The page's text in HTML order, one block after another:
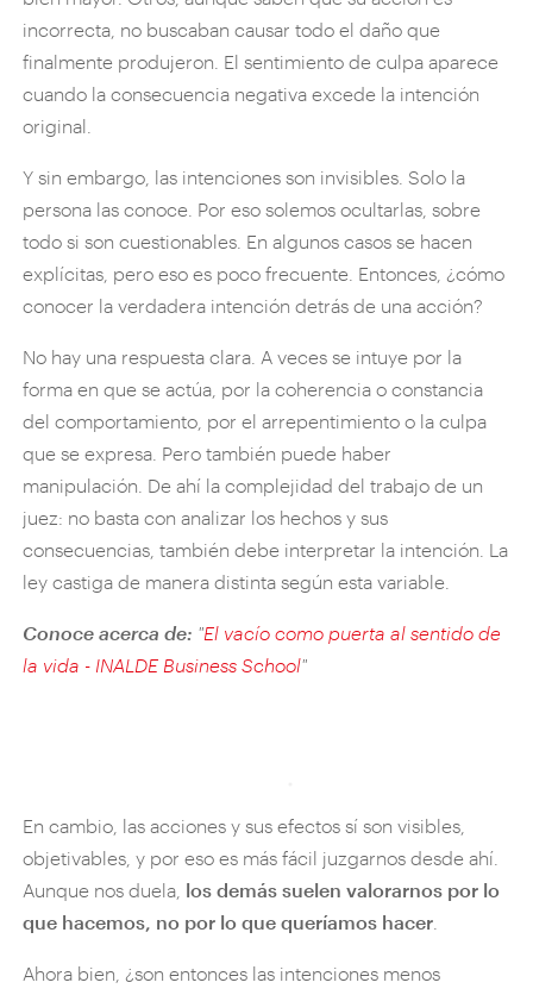
incorrecta, no buscaban causar todo el daño que
finalmente produjeron. El sentimiento de culpa aparece
cuando la consecuencia negativa excede la intención
original.
Y sin embargo, las intenciones son invisibles. Solo la
persona las conoce. Por eso solemos ocultarlas, sobre
todo si son cuestionables. En algunos casos se hacen
explícitas, pero eso es poco frecuente. Entonces, ¿cómo
conocer la verdadera intención detrás de una acción?
No hay una respuesta clara. A veces se intuye por la
forma en que se actúa, por la coherencia o constancia
del comportamiento, por el arrepentimiento o la culpa
que se expresa. Pero también puede haber
manipulación. De ahí la complejidad del trabajo de un
juez: no basta con analizar los hechos y sus
consecuencias, también debe interpretar la intención. La
ley castiga de manera distinta según esta variable.
Conoce acerca de: "El vacío como puerta al sentido de
la vida - INALDE Business School"
En cambio, las acciones y sus efectos sí son visibles,
objetivables, y por eso es más fácil juzgarnos desde ahí.
Aunque nos duela, los demás suelen valorarnos por lo
que hacemos, no por lo que queríamos hacer
Ahora bien, ¿son entonces las intenciones menos